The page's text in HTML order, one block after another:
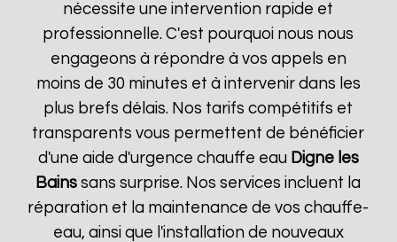
nécessite une intervention rapide et
professionnelle. C'est pourquoi nous nous
engageons à répondre à vos appels en
moins de 30 minutes et à intervenir dans les
plus brefs délais. Nos tarifs compétitifs et
transparents vous permettent de bénéficier
d'une aide d'urgence chauffe eau Digne les
Bains sans surprise. Nos services incluent la
réparation et la maintenance de vos chauffe-
eau, ainsi que l'installation de nouveaux